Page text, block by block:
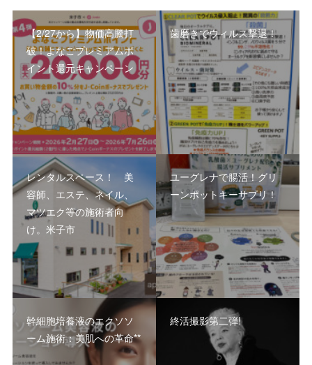
【2/27から】物価高騰打
破！よなごプレミアムポ
イント還元キャンペーン
歯磨きでウィルス撃退！
レンタルスペース！ 美
容師、エステ、ネイル、
マツエク等の施術者向
け。米子市
ユーグレナで腸活！グリ
ーンポットキーサプリ！
幹細胞培養液のエクソソ
ーム施術：美肌への革命**
終活撮影第二弾!